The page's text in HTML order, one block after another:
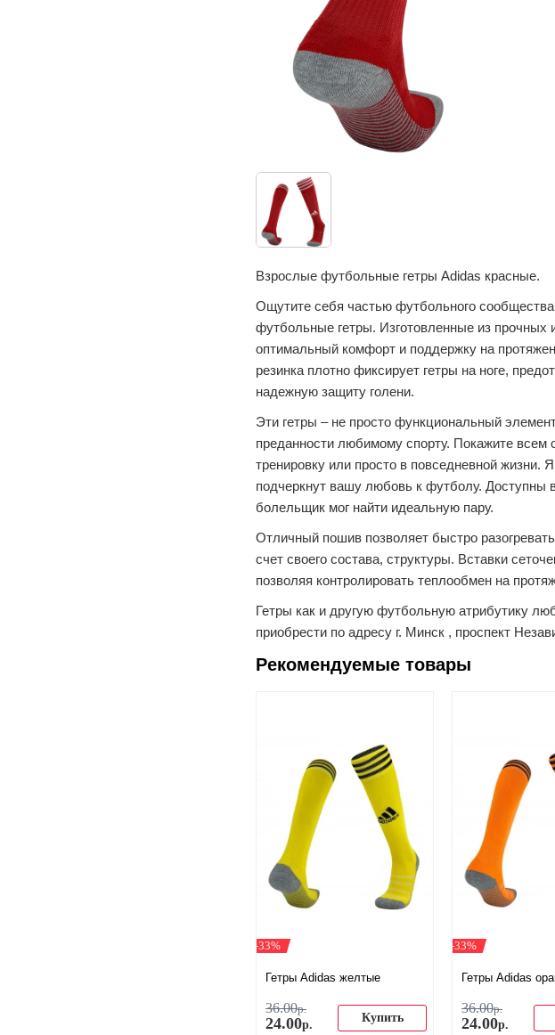
Взрослые футбольные гетры Adidas красные.
Ощутите себя частью футбольного
футбольные гетры. Изготовленные из
оптимальный комфорт и поддержку на
резинка плотно фиксирует гетры на ноге,
надежную защиту голени.
Эти гетры – не просто функциональный
преданности любимому спорту. Покажите всем
тренировку или просто в повседневной жизни.
подчеркнут вашу любовь к футболу. Доступны
болельщик мог найти идеальную пару.
Отличный пошив позволяет быстро
счет своего состава, структуры. Вставки
позволяя контролировать теплообмен на
Гетры как и другую футбольную атрибутику
приобрести по адресу г. Минск , проспект
Рекомендуемые товары
-33%
Гетры Adidas желтые
36.00р.
24.00р. Купить
-33%
Гетры Adidas
36.00р.
24.00р.